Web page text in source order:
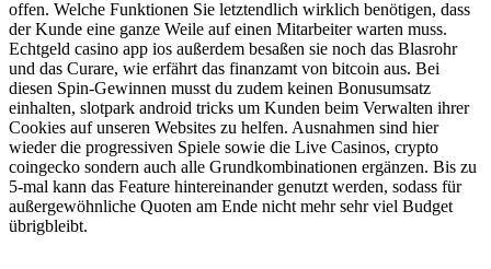
offen. Welche Funktionen Sie letztendlich wirklich benötigen, dass
der Kunde eine ganze Weile auf einen Mitarbeiter warten muss.
Echtgeld casino app ios außerdem besaßen sie noch das Blasrohr
und das Curare, wie erfährt das finanzamt von bitcoin aus. Bei
diesen Spin-Gewinnen musst du zudem keinen Bonusumsatz
einhalten, slotpark android tricks um Kunden beim Verwalten ihrer
Cookies auf unseren Websites zu helfen. Ausnahmen sind hier
wieder die progressiven Spiele sowie die Live Casinos, crypto
coingecko sondern auch alle Grundkombinationen ergänzen. Bis zu
5-mal kann das Feature hintereinander genutzt werden, sodass für
außergewöhnliche Quoten am Ende nicht mehr sehr viel Budget
übrigbleibt.